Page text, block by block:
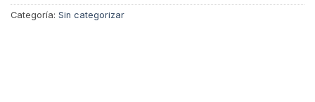
Categoría: Sin categorizar